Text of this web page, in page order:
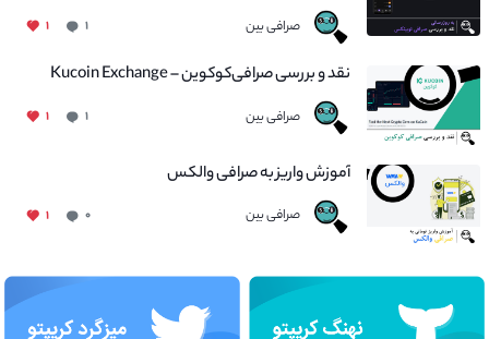
صرافی بین ۱ ۱
نقد و بررسی صرافی‌کوکوین – Kucoin Exchange
صرافی بین ۱ ۱
آموزش واریز به صرافی والکس
صرافی بین ۰ ۱